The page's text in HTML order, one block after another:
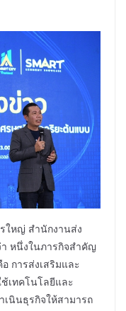
ใหญ่ สำนักงานส่ง
า หนึ่งในภารกิจสำคัญ
การส่งเสริมและ
เทคโนโลยีและ
นินธุรกิจให้สามารถ